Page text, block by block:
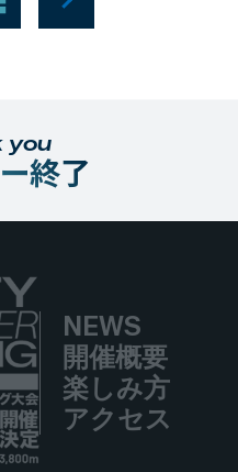
you
終了
NEWS
開催概要
楽しみ方
アクセス